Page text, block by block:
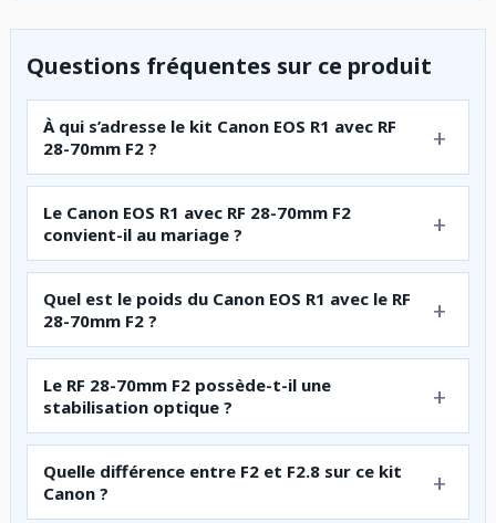
Questions fréquentes sur ce produit
À qui s’adresse le kit Canon EOS R1 avec RF
28-70mm F2 ?
Le Canon EOS R1 avec RF 28-70mm F2
convient-il au mariage ?
Quel est le poids du Canon EOS R1 avec le RF
28-70mm F2 ?
Le RF 28-70mm F2 possède-t-il une
stabilisation optique ?
Quelle différence entre F2 et F2.8 sur ce kit
Canon ?